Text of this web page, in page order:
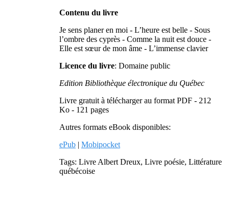
Contenu du livre
Je sens planer en moi - L’heure est belle - Sous
l’ombre des cyprès - Comme la nuit est douce -
Elle est sœur de mon âme - L’immense clavier
Licence du livre: Domaine public
Edition Bibliothèque électronique du Québec
Livre gratuit à télécharger au format PDF - 212
Ko - 121 pages
Autres formats eBook disponibles:
ePub | Mobipocket
Tags: Livre Albert Dreux, Livre poésie, Littérature
québécoise